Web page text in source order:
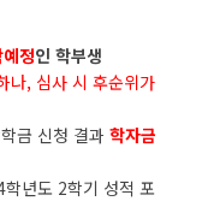
정인 학부생
나, 심사 시 후순위가
금 신청 결과 학자금
년도 2학기 성적 포